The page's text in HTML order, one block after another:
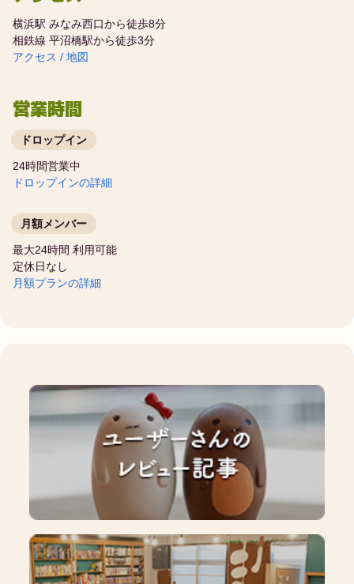
横浜駅 みなみ西口から徒歩8分
相鉄線 平沼橋駅から徒歩3分
アクセス / 地図
営業時間
ドロップイン
24時間営業中
ドロップインの詳細
月額メンバー
最大24時間 利用可能
定休日なし
月額プランの詳細